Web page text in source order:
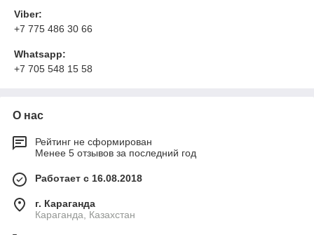
Viber:
+7 775 486 30 66
Whatsapp:
+7 705 548 15 58
О нас
Рейтинг не сформирован
Менее 5 отзывов за последний год
Работает с 16.08.2018
г. Караганда
Караганда, Казахстан